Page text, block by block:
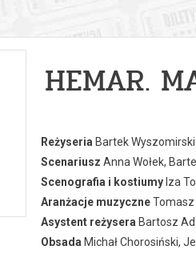
HEMAR.
Reżyseria Bartek Wyszomirski
Scenariusz Anna Wołek,
Scenografia i kostiumy Iza
Aranżacje muzyczne
Asystent reżysera Bartosz
Obsada Michał Chorosiński,